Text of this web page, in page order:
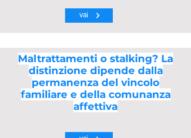
vai
Maltrattamenti o stalking? La
distinzione dipende dalla
permanenza del vincolo
familiare e della comunanza
affettiva